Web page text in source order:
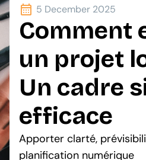
5 December 2025
Comment
un projet
Un cadre
efficace
Apporter clarté,
planification numérique